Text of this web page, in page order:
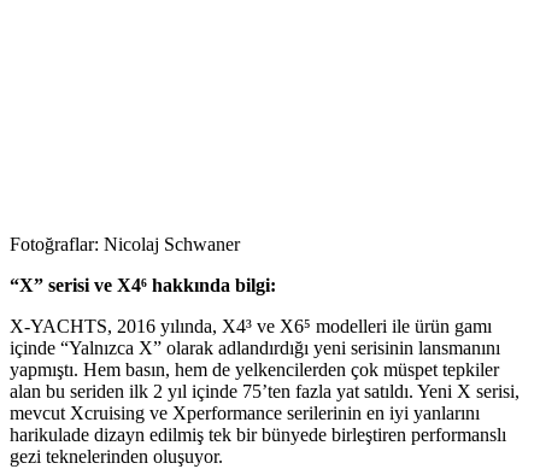
Fotoğraflar: Nicolaj Schwaner
“X” serisi ve X4⁶ hakkında bilgi:
X-YACHTS, 2016 yılında, X4³ ve X6⁵ modelleri ile ürün gamı
içinde “Yalnızca X” olarak adlandırdığı yeni serisinin lansmanını
yapmıştı. Hem basın, hem de yelkencilerden çok müspet tepkiler
alan bu seriden ilk 2 yıl içinde 75’ten fazla yat satıldı. Yeni X serisi,
mevcut Xcruising ve Xperformance serilerinin en iyi yanlarını
harikulade dizayn edilmiş tek bir bünyede birleştiren performanslı
gezi teknelerinden oluşuyor.